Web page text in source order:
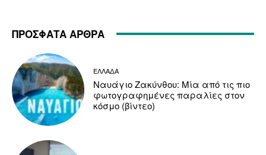
ΠΡΟΣΦΑΤΑ ΑΡΘΡΑ
ΕΛΛΑΔΑ
Ναυάγιο Ζακύνθου: Μία από τις πιο
φωτογραφημένες παραλίες στον
κόσμο (βίντεο)